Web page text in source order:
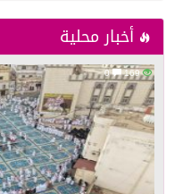
أخبار محلية
169
0